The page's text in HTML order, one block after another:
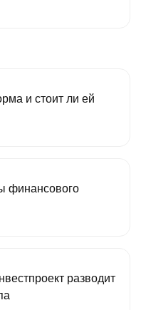
и стоит ли ей
финансового
разводит